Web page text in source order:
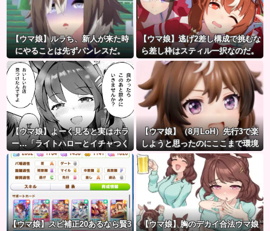
【ウマ娘】ルラち、新人が来た時
にやることは先ずパンレスだ。
【ウマ娘】逃げ2差し構成で挑むな
ら差し枠はスティル一択なのだ。
【ウマ娘】よーく見ると実はホラ
ー…「ライトハローとイチャつく
スティルトレ漫画」
【ウマ娘】（8月LoH）先行3で楽
しようと思ったのにここまで環境
が変わるとは思わなかったのだ…
【ウマ娘】スピ補正20あるなら賢3
【ウマ娘】胸のデカイ合法ウマ娘